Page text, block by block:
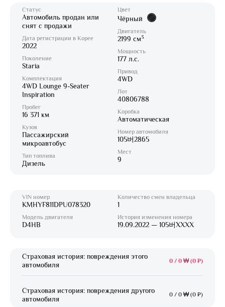
Статус
Автомобиль продан или
снят с продажи
Дата регистрации в Корее
2022
Поколение
Staria
Комплектация
4WD Lounge 9-Seater
Inspiration
Пробег
16 371 км
Кузов
Пассажирский
микроавтобус
Тип топлива
Дизель
Цвет
Чёрный
Двигатель
2199 см3
Мощность
177 л.с.
Привод
4WD
Лот
40806788
Коробка
Автоматическая
Номер автомобиля
105버2865
Мест
9
VIN номер
KMHYF811DPU078320
Модель двигателя
D4HB
Количество смен владельца
1
История изменения номера
19.09.2022 — 105버XXXX
Страховая история: повреждения этого
автомобиля
0 / 0 ₩ (0 ₽)
Страховая история: повреждения другого
автомобиля
0 / 0 ₩ (0 ₽)